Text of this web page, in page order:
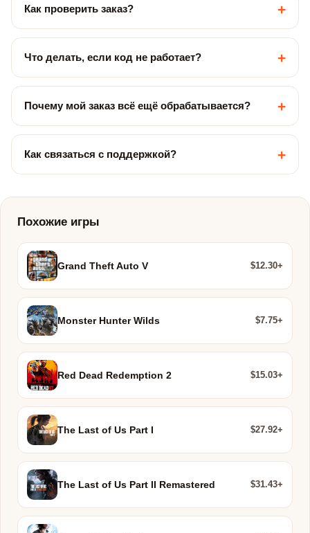
Как проверить заказ? +
Что делать, если код не работает? +
Почему мой заказ всё ещё обрабатывается? +
Как связаться с поддержкой? +
Похожие игры
Grand Theft Auto V $12.30+
Monster Hunter Wilds $7.75+
Red Dead Redemption 2 $15.03+
The Last of Us Part I $27.92+
The Last of Us Part II Remastered $31.43+